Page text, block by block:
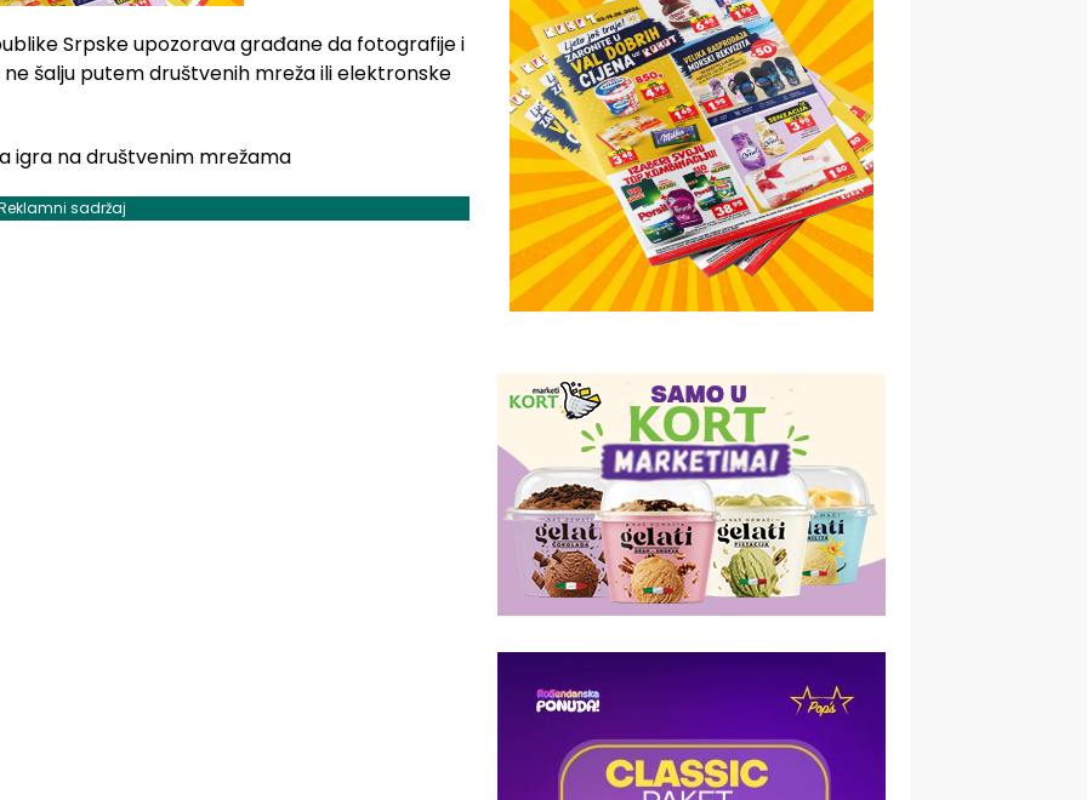
Srpske upozorava građane da fotografije i
šalju putem društvenih mreža ili elektronske
sadržaj